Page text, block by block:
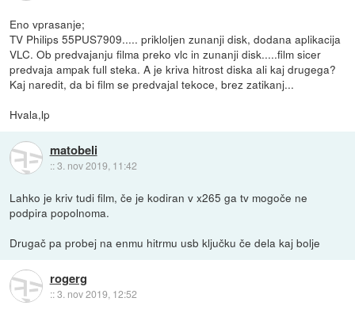
Eno vprasanje;
TV Philips 55PUS7909..... prikloljen zunanji disk, dodana aplikacija
VLC. Ob predvajanju filma preko vlc in zunanji disk.....film sicer
predvaja ampak full steka. A je kriva hitrost diska ali kaj drugega?
Kaj naredit, da bi film se predvajal tekoce, brez zatikanj...
Hvala,lp
matobeli
::3. nov 2019, 11:42
Lahko je kriv tudi film, če je kodiran v x265 ga tv mogoče ne
podpira popolnoma.
Drugač pa probej na enmu hitrmu usb ključku če dela kaj bolje
rogerg
::3. nov 2019, 12:52